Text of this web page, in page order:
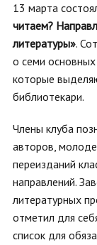
13 марта
читаем?
литературы».
о семи
которые
библиотекари.
Члены клуба
авторов,
переизданий
направлений.
литературных
отметил для
список для